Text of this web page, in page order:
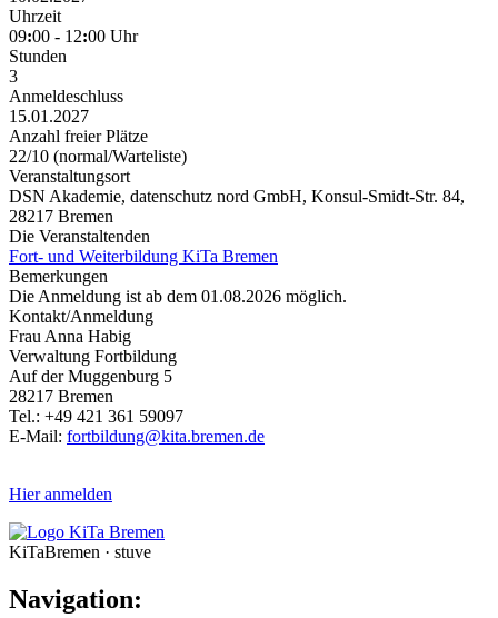
Uhrzeit
09:00 - 12:00 Uhr
Stunden
3
Anmeldeschluss
15.01.2027
Anzahl freier Plätze
22/10 (normal/Warteliste)
Veranstaltungsort
DSN Akademie, datenschutz nord GmbH, Konsul-Smidt-Str. 84,
28217 Bremen
Die Veranstaltenden
Fort- und Weiterbildung KiTa Bremen
Bemerkungen
Die Anmeldung ist ab dem 01.08.2026 möglich.
Kontakt/Anmeldung
Frau Anna Habig
Verwaltung Fortbildung
Auf der Muggenburg 5
28217 Bremen
Tel.: +49 421 361 59097
E-Mail: fortbildung@kita.bremen.de
Hier anmelden
KiTaBremen · stuve
Navigation: